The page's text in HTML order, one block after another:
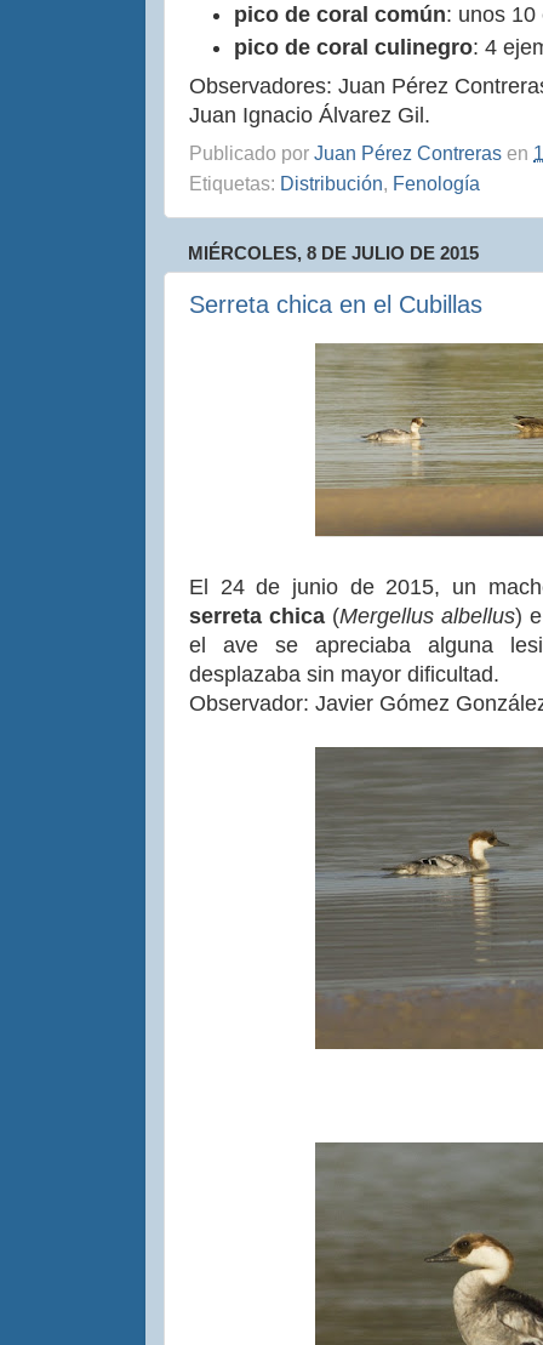
pico de coral común: unos 10
pico de coral culinegro: 4
Observadores: Juan Pérez
Juan Ignacio Álvarez Gil.
Publicado por Juan Pérez Contreras en
Etiquetas: Distribución, Fenología
MIÉRCOLES, 8 DE JULIO DE 2015
Serreta chica en el Cubillas
El 24 de junio de 2015, un
serreta chica (Mergellus albellus)
el ave se apreciaba alguna
desplazaba sin mayor dificultad.
Observador: Javier Gómez